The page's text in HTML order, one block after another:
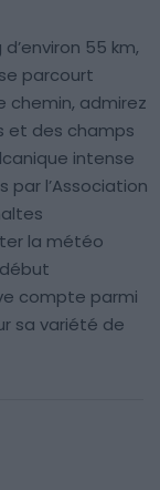
55 km,
parcourt
chemin, admirez
et des champs
intense
par l’Association
la météo
compte parmi
sa variété de